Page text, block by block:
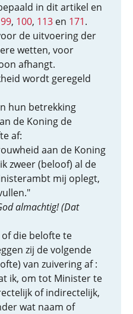
in dit artikel en
99, 100, 113 en 171.
de uitvoering der
wetten, voor
afhangt.
wordt geregeld
hun betrekking
de Koning de
af:
aan de Koning
zweer (beloof) al de
mij oplegt,
almachtig! (Dat
die belofte te
zij de volgende
van zuivering af :
ik, om tot Minister te
of indirectelijk,
wat naam of